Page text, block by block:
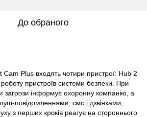
До обраного
Plus входять чотири пристрої: Hub 2
пристроїв системи безпеки. При
загрози інформує охоронну компанію, а
повідомленнями, смс і дзвінками;
з перших кроків реагує на стороннього